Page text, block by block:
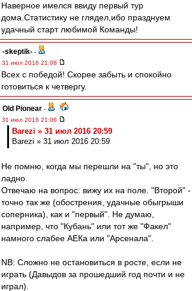
Наверное имелся ввиду первый тур
дома.Статистику не глядел,ибо празднуем
удачный старт любимой Команды!
-skeptik- -
31 июл 2016 21:08
Всех с победой! Скорее забыть и спокойно
готовиться к четвергу.
Old Pionear -
31 июл 2016 21:06
Barezi » 31 июл 2016 20:59
Barezi » 31 июл 2016 20:59
Не помню, когда мы перешли на "ты", но это
ладно.
Отвечаю на вопрос: вижу их на поле. "Второй" -
точно так же (обострения, удачные обыгрыши
соперника), как и "первый". Не думаю,
например, что "Кубань" или тот же "Факел"
намного слабее АЕКа или "Арсенала".
NB: Сложно не остановиться в росте, если не
играть (Давыдов за прошедший год почти и не
играл).